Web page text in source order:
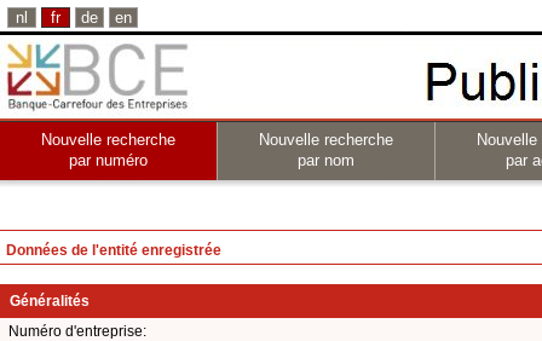
nl fr de en
Nouvelle recherche
par numéro
Nouvelle recherche
par nom
par
Données de l'entité enregistrée
Généralités
Numéro d'entreprise: